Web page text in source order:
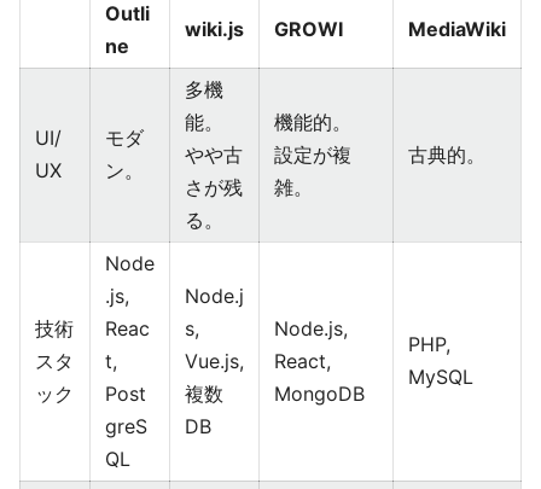
Outli
ne
wiki.js GROWI MediaWiki
UI/
UX
モダ
ン。
多機
能。
やや古
さが残
る。
機能的。
設定が複
雑。
古典的。
技術
スタ
ック
Node
.js,
Reac
t,
Post
greS
QL
Node.j
s,
Vue.js,
複数
DB
Node.js,
React,
MongoDB
PHP,
MySQL